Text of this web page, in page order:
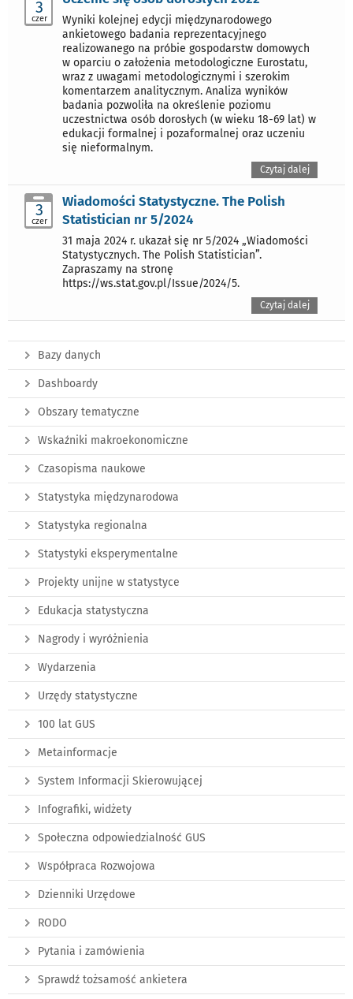
3
czer
Wyniki kolejnej edycji międzynarodowego
ankietowego badania reprezentacyjnego
realizowanego na próbie gospodarstw domowych
w oparciu o założenia metodologiczne Eurostatu,
wraz z uwagami metodologicznymi i szerokim
komentarzem analitycznym. Analiza wyników
badania pozwoliła na określenie poziomu
uczestnictwa osób dorosłych (w wieku 18-69 lat) w
edukacji formalnej i pozaformalnej oraz uczeniu
się nieformalnym.
Czytaj dalej
3
czer
Wiadomości Statystyczne. The Polish
Statistician nr 5/2024
31 maja 2024 r. ukazał się nr 5/2024 „Wiadomości
Statystycznych. The Polish Statistician”.
Zapraszamy na stronę
https://ws.stat.gov.pl/Issue/2024/5.
Czytaj dalej
Bazy danych
Dashboardy
Obszary tematyczne
Wskaźniki makroekonomiczne
Czasopisma naukowe
Statystyka międzynarodowa
Statystyka regionalna
Statystyki eksperymentalne
Projekty unijne w statystyce
Edukacja statystyczna
Nagrody i wyróżnienia
Wydarzenia
Urzędy statystyczne
100 lat GUS
Metainformacje
System Informacji Skierowującej
Infografiki, widżety
Społeczna odpowiedzialność GUS
Współpraca Rozwojowa
Dzienniki Urzędowe
RODO
Pytania i zamówienia
Sprawdź tożsamość ankietera